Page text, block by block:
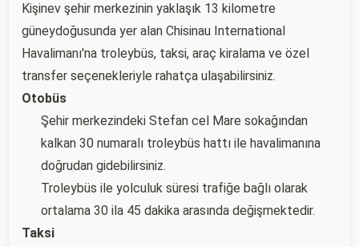
Kişinev şehir merkezinin yaklaşık 13 kilometre
güneydoğusunda yer alan Chisinau International
Havalimanı'na troleybüs, taksi, araç kiralama ve özel
transfer seçenekleriyle rahatça ulaşabilirsiniz.
Otobüs
Şehir merkezindeki Stefan cel Mare sokağından
kalkan 30 numaralı troleybüs hattı ile havalimanına
doğrudan gidebilirsiniz.
Troleybüs ile yolculuk süresi trafiğe bağlı olarak
ortalama 30 ila 45 dakika arasında değişmektedir.
Taksi